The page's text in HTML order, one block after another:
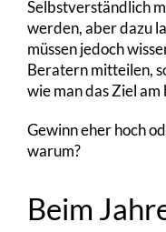
Selbstverständlich
werden, aber dazu
müssen jedoch
Beratern mitteilen,
wie man das Ziel
Gewinn eher hoch
warum?
Beim